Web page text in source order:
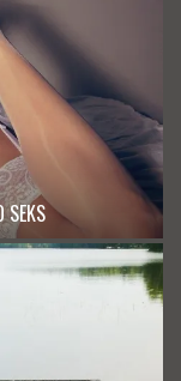
SEKS